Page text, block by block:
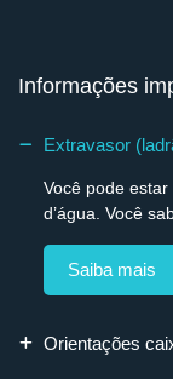
Informações
Extravasor
Você pode
d’água. Você
Saiba mais
Orientações